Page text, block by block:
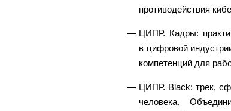
противодействия
ЦИПР. Кадры:
в цифровой
компетенций для
ЦИПР. Black: трек,
человека.